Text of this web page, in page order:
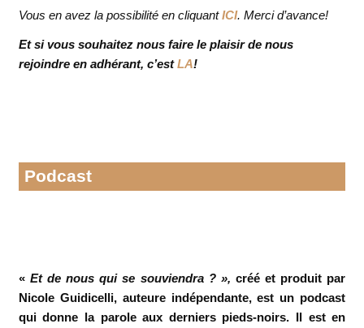
Vous en avez la possibilité en cliquantICI. Merci d’avance!
Et si vous souhaitez nous faire le plaisir de nous
rejoindre en adhérant, c’estLA!
Podcast
« Et de nous qui se souviendra ? », créé et produit par
Nicole Guidicelli, auteure indépendante, est un podcast
qui donne la parole aux derniers pieds-noirs. Il est en